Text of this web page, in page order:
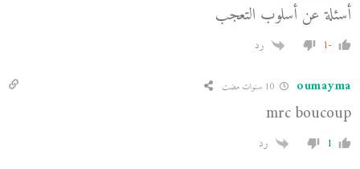
أسئلة عن أسلوب التعجب
-1 رد
oumayma
mrc boucoup
1 رد